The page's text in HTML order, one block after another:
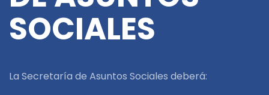
SOCIALES
La Secretaría de Asuntos Sociales deberá: